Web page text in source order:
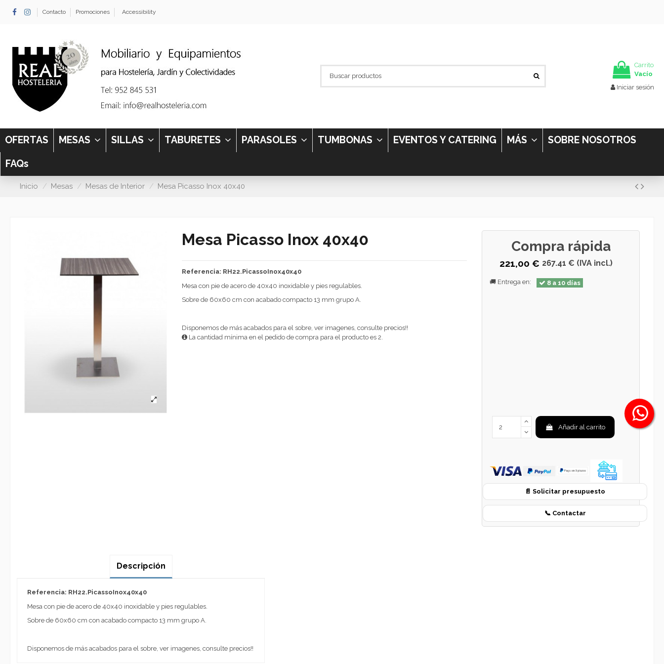
Contacto Promociones Accessibility
Carrito
Vacío
Iniciar sesión
OFERTAS MESAS SILLAS TABURETES PARASOLES TUMBONAS EVENTOS Y CATERING MÁS SOBRE NOSOTROS
FAQs
Inicio Mesas Mesas de Interior Mesa Picasso Inox 40x40
Mesa Picasso Inox 40x40
Referencia: RH22.PicassoInox40x40
Mesa con pie de acero de 40x40 inoxidable y pies regulables.
Sobre de 60x60 cm con acabado compacto 13 mm grupo A.
Disponemos de más acabados para el sobre, ver imagenes, consulte precios!!
Añadir al carrito
La cantidad mínima en el pedido de compra para el producto es 2.
Compra rápida
221,00 € 267.41 € (IVA incl.)
🚚 Entrega en: 8 a 10 días
📄 Solicitar presupuesto
📞 Contactar
Descripción
Referencia: RH22.PicassoInox40x40
Mesa con pie de acero de 40x40 inoxidable y pies regulables.
Sobre de 60x60 cm con acabado compacto 13 mm grupo A.
Disponemos de más acabados para el sobre, ver imagenes, consulte precios!!